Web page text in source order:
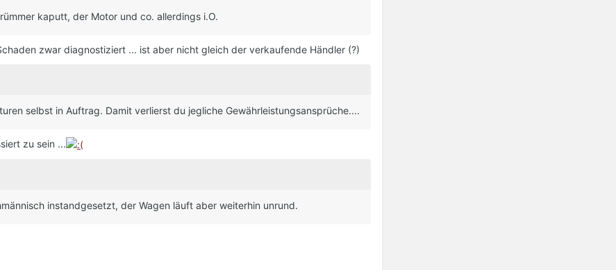
kaputt, der Motor und co. allerdings i.O.
zwar diagnostiziert ... ist aber nicht gleich der verkaufende Händler (?)
selbst in Auftrag. Damit verlierst du jegliche Gewährleistungsansprüche....
zu sein ...
instandgesetzt, der Wagen läuft aber weiterhin unrund.